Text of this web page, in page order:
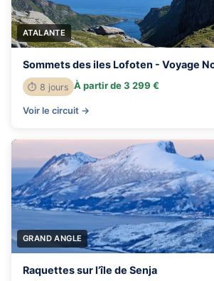
ATALANTE
Sommets des iles Lofoten - Voyage
⏱ 8 jours À partir de 3 299 €
Voir le circuit →
GRAND ANGLE
Raquettes sur l’île de Senja